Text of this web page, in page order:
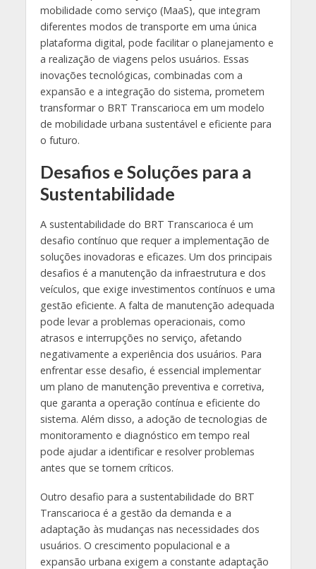
mobilidade como serviço (MaaS), que integram
diferentes modos de transporte em uma única
plataforma digital, pode facilitar o planejamento e
a realização de viagens pelos usuários. Essas
inovações tecnológicas, combinadas com a
expansão e a integração do sistema, prometem
transformar o BRT Transcarioca em um modelo
de mobilidade urbana sustentável e eficiente para
o futuro.
Desafios e Soluções para a
Sustentabilidade
A sustentabilidade do BRT Transcarioca é um
desafio contínuo que requer a implementação de
soluções inovadoras e eficazes. Um dos principais
desafios é a manutenção da infraestrutura e dos
veículos, que exige investimentos contínuos e uma
gestão eficiente. A falta de manutenção adequada
pode levar a problemas operacionais, como
atrasos e interrupções no serviço, afetando
negativamente a experiência dos usuários. Para
enfrentar esse desafio, é essencial implementar
um plano de manutenção preventiva e corretiva,
que garanta a operação contínua e eficiente do
sistema. Além disso, a adoção de tecnologias de
monitoramento e diagnóstico em tempo real
pode ajudar a identificar e resolver problemas
antes que se tornem críticos.
Outro desafio para a sustentabilidade do BRT
Transcarioca é a gestão da demanda e a
adaptação às mudanças nas necessidades dos
usuários. O crescimento populacional e a
expansão urbana exigem a constante adaptação